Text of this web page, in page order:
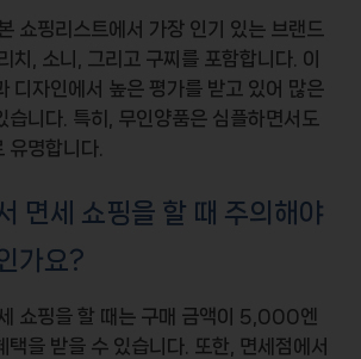
쇼핑리스트에서 가장 인기 있는 브랜드
치 소니 , 그리고 구찌 를 포함합니다. 이
디자인에서 높은 평가를 받고 있어 많은
습니다. 특히, 무인양품은 심플하면서도
유명합니다.
면세 쇼핑을 할 때 주의해야
가요?
쇼핑을 할 때는 구매 금액이 5,000엔
택을 받을 수 있습니다. 또한, 면세점에서